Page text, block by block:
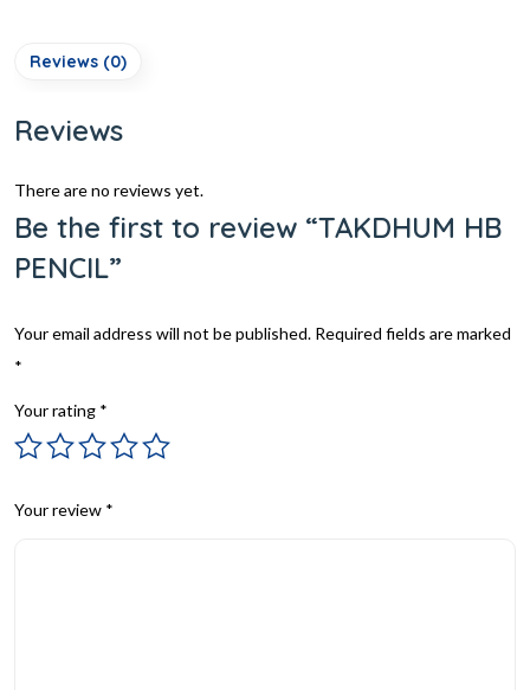
Reviews (0)
Reviews
There are no reviews yet.
Be the first to review “TAKDHUM HB
PENCIL”
Your email address will not be published. Required fields are marked
*
Your rating *
Your review *